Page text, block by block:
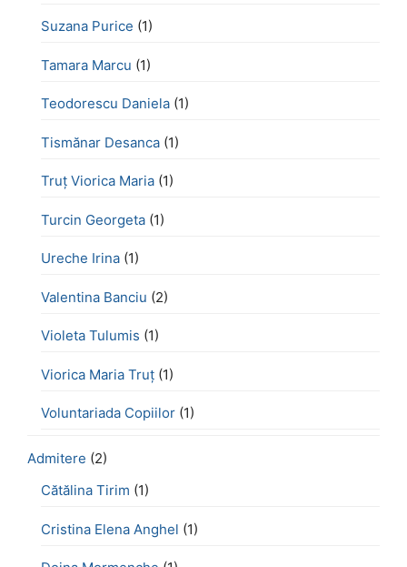
Suzana Purice (1)
Tamara Marcu (1)
Teodorescu Daniela (1)
Tismănar Desanca (1)
Truț Viorica Maria (1)
Turcin Georgeta (1)
Ureche Irina (1)
Valentina Banciu (2)
Violeta Tulumis (1)
Viorica Maria Truț (1)
Voluntariada Copiilor (1)
Admitere (2)
Cătălina Tirim (1)
Cristina Elena Anghel (1)